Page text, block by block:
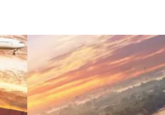
Veteriner
sağlık